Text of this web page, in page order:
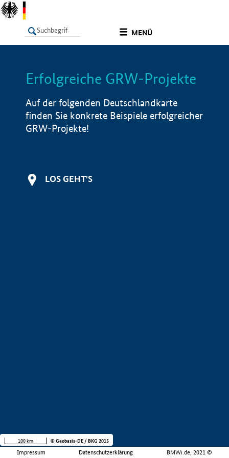
MENÜ
LISTE Info
Erfolgreiche GRW-Projekte
Auf der folgenden Deutschlandkarte
finden Sie konkrete Beispiele erfolgreicher
GRW-Projekte!
LOS GEHT'S
Impressum Datenschutzerklärung BMWi.de, 2021 ©
100 km © Geobasis-DE / BKG 2015